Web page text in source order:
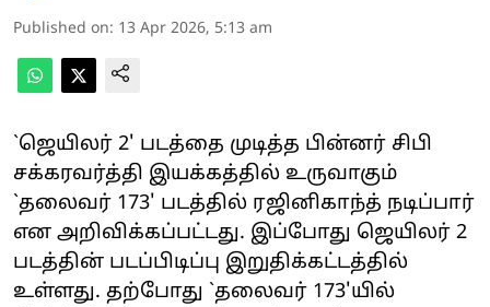
Published on: 13 Apr 2026, 5:13 am
`ஜெயிலர் 2' படத்தை முடித்த பின்னர் சிபி
சக்கரவர்த்தி இயக்கத்தில் உருவாகும்
`தலைவர் 173' படத்தில் ரஜினிகாந்த் நடிப்பார்
என அறிவிக்கப்பட்டது. இப்போது ஜெயிலர் 2
படத்தின் படப்பிடிப்பு இறுதிக்கட்டத்தில்
உள்ளது. தற்போது `தலைவர் 173'யில்